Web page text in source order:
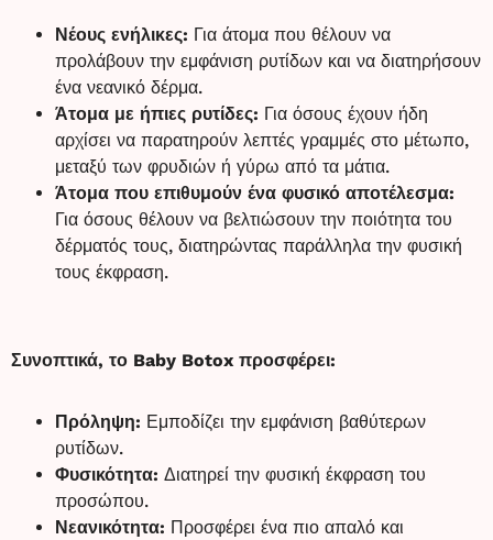
Νέους ενήλικες: Για άτομα που θέλουν να
προλάβουν την εμφάνιση ρυτίδων και να διατηρήσουν
ένα νεανικό δέρμα.
Άτομα με ήπιες ρυτίδες: Για όσους έχουν ήδη
αρχίσει να παρατηρούν λεπτές γραμμές στο μέτωπο,
μεταξύ των φρυδιών ή γύρω από τα μάτια.
Άτομα που επιθυμούν ένα φυσικό αποτέλεσμα:
Για όσους θέλουν να βελτιώσουν την ποιότητα του
δέρματός τους, διατηρώντας παράλληλα την φυσική
τους έκφραση.
Συνοπτικά, το Baby Botox προσφέρει:
Πρόληψη: Εμποδίζει την εμφάνιση βαθύτερων
ρυτίδων.
Φυσικότητα: Διατηρεί την φυσική έκφραση του
προσώπου.
Νεανικότητα: Προσφέρει ένα πιο απαλό και